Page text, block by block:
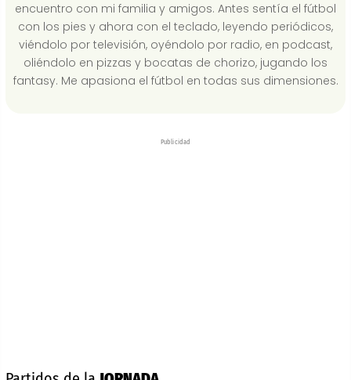
encuentro con mi familia y amigos. Antes sentía el fútbol
con los pies y ahora con el teclado, leyendo periódicos,
viéndolo por televisión, oyéndolo por radio, en podcast,
oliéndolo en pizzas y bocatas de chorizo, jugando los
fantasy. Me apasiona el fútbol en todas sus dimensiones.
Publicidad